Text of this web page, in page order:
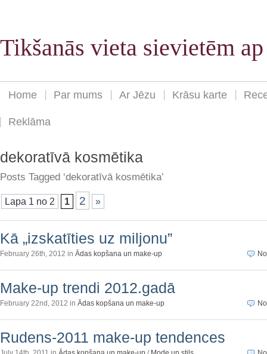
Tikšanās vieta sievietēm
Home Par mums Ar Jēzu Krāsu karte
Reklāma
dekoratīvā kosmētika
Posts Tagged ‘dekoratīvā kosmētika’
Lapa 1 no 2 1 2 »
Kā „izskatīties uz miljonu”
February 26th, 2012 in Ādas kopšana un make-up
Make-up trendi 2012.gadā
February 22nd, 2012 in Ādas kopšana un make-up
Rudens-2011 make-up tendences